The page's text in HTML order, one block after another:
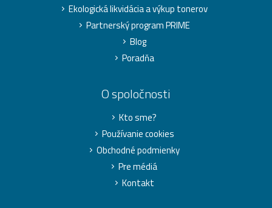
Ekologická likvidácia a výkup tonerov
Partnerský program PRIME
Blog
Poradňa
O spoločnosti
Kto sme?
Používanie cookies
Obchodné podmienky
Pre médiá
Kontakt